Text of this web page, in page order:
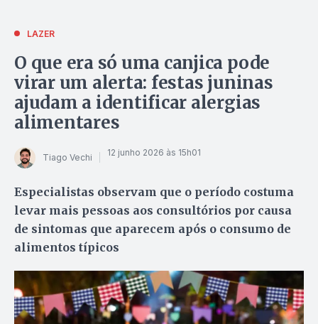
LAZER
O que era só uma canjica pode
virar um alerta: festas juninas
ajudam a identificar alergias
alimentares
Tiago Vechi 12 junho 2026 às 15h01
Especialistas observam que o período costuma
levar mais pessoas aos consultórios por causa
de sintomas que aparecem após o consumo de
alimentos típicos